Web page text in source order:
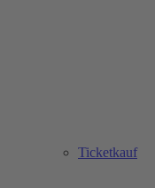
Ticketkauf